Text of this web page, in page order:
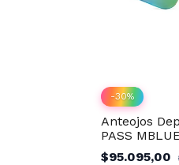
-30%
Anteojos
PASS
$95.095,00